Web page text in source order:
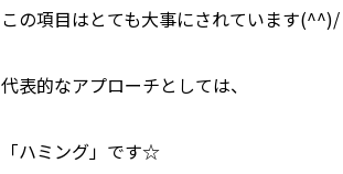
この項目はとても大事にされています(^^)/
代表的なアプローチとしては、
「ハミング」です☆